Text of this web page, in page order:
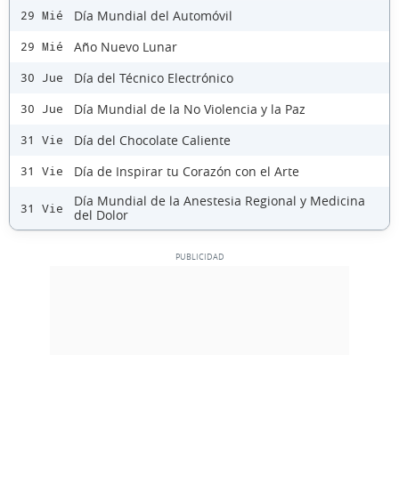
29 Mié Día Mundial del Automóvil
29 Mié Año Nuevo Lunar
30 Jue Día del Técnico Electrónico
30 Jue Día Mundial de la No Violencia y la Paz
31 Vie Día del Chocolate Caliente
31 Vie Día de Inspirar tu Corazón con el Arte
31 Vie
Día Mundial de la Anestesia Regional y Medicina
del Dolor